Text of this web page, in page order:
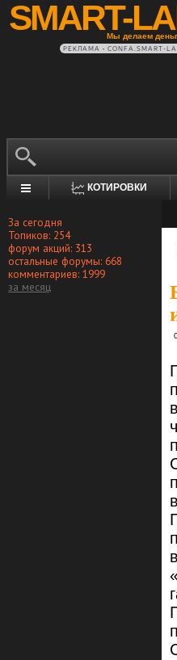
SMART-
Мы делаем
РЕКЛАМА • CONFA.SMART-
КОТИРОВКИ
За сегодня
Топиков: 254
форум акций: 313
остальные форумы: 668
комментариев: 1999
за месяц